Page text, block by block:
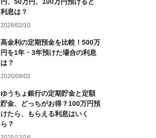
利息は？
2026/02/10
高金利の定期預金を比較！500万
円を1年・3年預けた場合の利息
は？
2026/08/02
ゆうちょ銀行の定期貯金と定額
貯金、どっちがお得？100万円預
けたら、もらえる利息はいく
ら？